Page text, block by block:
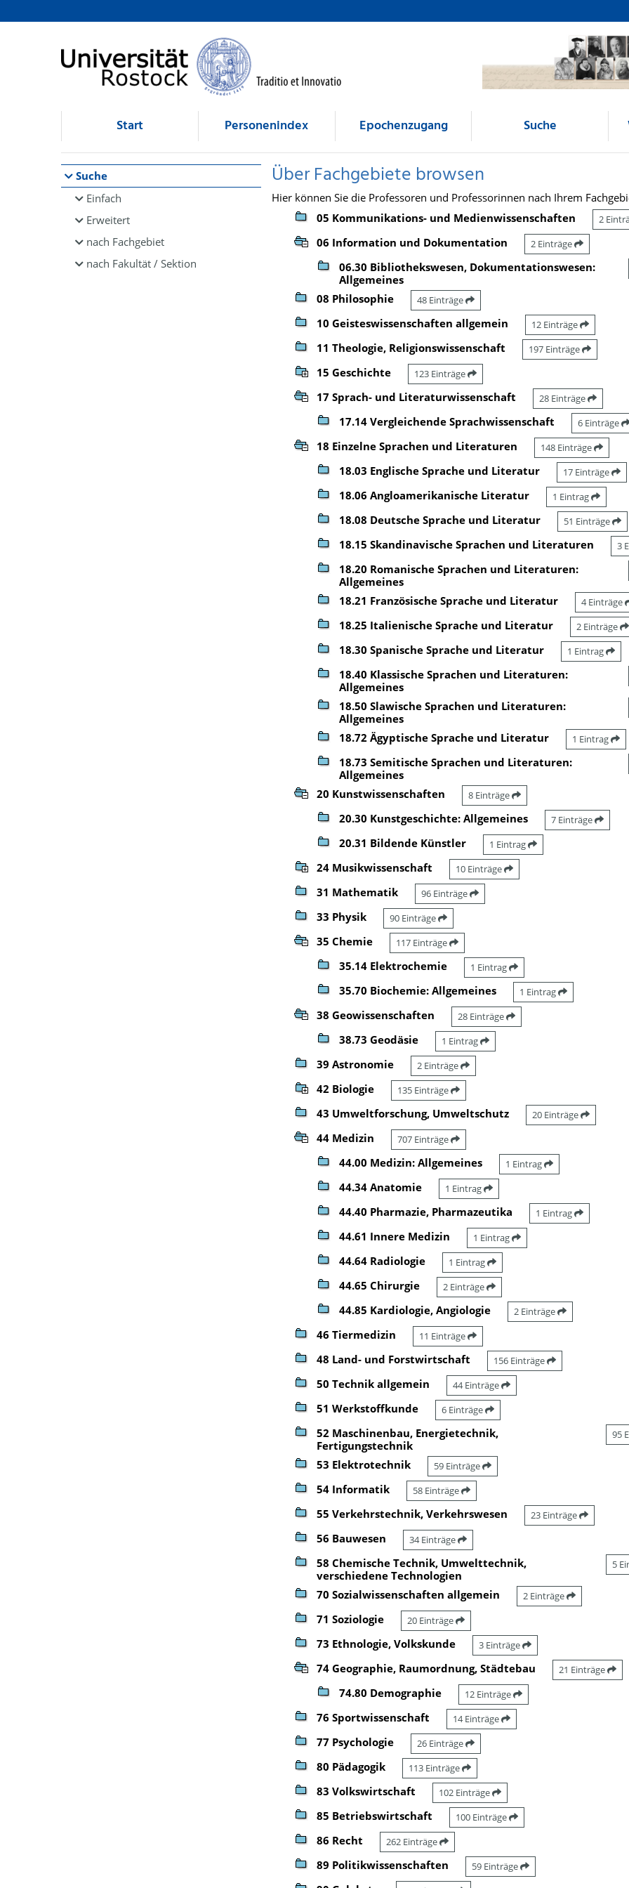
Browsen
direkt zum Inhalt
Start Personenindex Epochenzugang Suche
Suche
Einfach
Erweitert
nach Fachgebiet
nach Fakultät / Sektion
Über Fachgebiete browsen
Hier können Sie die Professoren und Professorinnen nach Ihrem
05 Kommunikations- und Medienwissenschaften
2
06 Information und Dokumentation 2 Einträge
06.30 Bibliothekswesen, Dokumentationswesen:
Allgemeines
08 Philosophie 48 Einträge
10 Geisteswissenschaften allgemein 12 Einträge
11 Theologie, Religionswissenschaft 197 Einträge
15 Geschichte 123 Einträge
17 Sprach- und Literaturwissenschaft 28 Einträge
17.14 Vergleichende Sprachwissenschaft 6 Einträge
18 Einzelne Sprachen und Literaturen 148 Einträge
18.03 Englische Sprache und Literatur 17 Einträge
18.06 Angloamerikanische Literatur 1 Eintrag
18.08 Deutsche Sprache und Literatur 51 Einträge
18.15 Skandinavische Sprachen und Literaturen 3
18.20 Romanische Sprachen und Literaturen:
Allgemeines
18.21 Französische Sprache und Literatur 4 Einträge
18.25 Italienische Sprache und Literatur 2 Einträge
18.30 Spanische Sprache und Literatur 1 Eintrag
18.40 Klassische Sprachen und Literaturen:
Allgemeines
18.50 Slawische Sprachen und Literaturen:
Allgemeines
18.72 Ägyptische Sprache und Literatur 1 Eintrag
18.73 Semitische Sprachen und Literaturen:
Allgemeines
20 Kunstwissenschaften 8 Einträge
20.30 Kunstgeschichte: Allgemeines 7 Einträge
20.31 Bildende Künstler 1 Eintrag
24 Musikwissenschaft 10 Einträge
31 Mathematik 96 Einträge
33 Physik 90 Einträge
35 Chemie 117 Einträge
35.14 Elektrochemie 1 Eintrag
35.70 Biochemie: Allgemeines 1 Eintrag
38 Geowissenschaften 28 Einträge
38.73 Geodäsie 1 Eintrag
39 Astronomie 2 Einträge
42 Biologie 135 Einträge
43 Umweltforschung, Umweltschutz 20 Einträge
44 Medizin 707 Einträge
44.00 Medizin: Allgemeines 1 Eintrag
44.34 Anatomie 1 Eintrag
44.40 Pharmazie, Pharmazeutika 1 Eintrag
44.61 Innere Medizin 1 Eintrag
44.64 Radiologie 1 Eintrag
44.65 Chirurgie 2 Einträge
44.85 Kardiologie, Angiologie 2 Einträge
46 Tiermedizin 11 Einträge
48 Land- und Forstwirtschaft 156 Einträge
50 Technik allgemein 44 Einträge
51 Werkstoffkunde 6 Einträge
52 Maschinenbau, Energietechnik,
Fertigungstechnik
95
53 Elektrotechnik 59 Einträge
54 Informatik 58 Einträge
55 Verkehrstechnik, Verkehrswesen 23 Einträge
56 Bauwesen 34 Einträge
58 Chemische Technik, Umwelttechnik,
verschiedene Technologien
5
70 Sozialwissenschaften allgemein 2 Einträge
71 Soziologie 20 Einträge
73 Ethnologie, Volkskunde 3 Einträge
74 Geographie, Raumordnung, Städtebau 21 Einträge
74.80 Demographie 12 Einträge
76 Sportwissenschaft 14 Einträge
77 Psychologie 26 Einträge
80 Pädagogik 113 Einträge
83 Volkswirtschaft 102 Einträge
85 Betriebswirtschaft 100 Einträge
86 Recht 262 Einträge
89 Politikwissenschaften 59 Einträge